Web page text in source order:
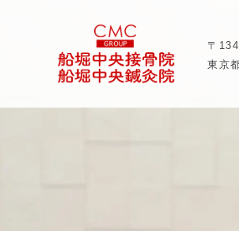
〒
東京